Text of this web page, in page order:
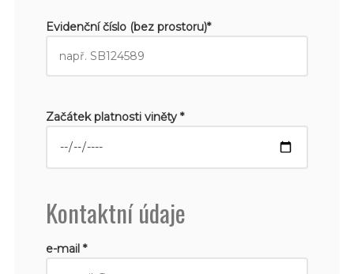
Evidenční číslo (bez prostoru)*
Začátek platnosti viněty *
Kontaktní údaje
e-mail *